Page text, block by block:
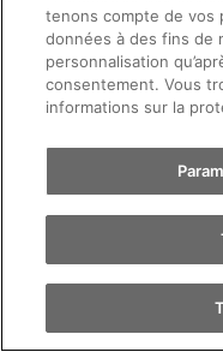
© 2026 AMAG
tenons compte de vos
données à des fins de
personnalisation
consentement. Vous
informations sur la